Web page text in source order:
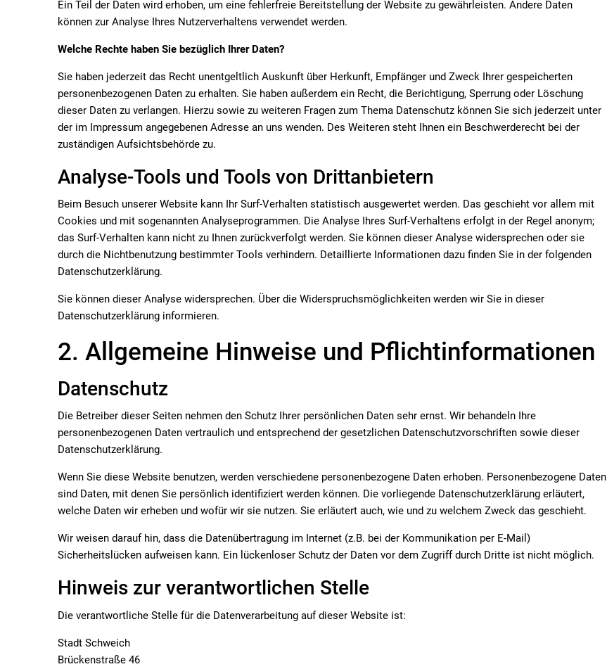
Ein Teil der Daten wird erhoben, um eine fehlerfreie Bereitstellung der Website zu gewährleisten. Andere Daten
können zur Analyse Ihres Nutzerverhaltens verwendet werden.
Welche Rechte haben Sie bezüglich Ihrer Daten?
Sie haben jederzeit das Recht unentgeltlich Auskunft über Herkunft, Empfänger und Zweck Ihrer gespeicherten
personenbezogenen Daten zu erhalten. Sie haben außerdem ein Recht, die Berichtigung, Sperrung oder Löschung
dieser Daten zu verlangen. Hierzu sowie zu weiteren Fragen zum Thema Datenschutz können Sie sich jederzeit unter
der im Impressum angegebenen Adresse an uns wenden. Des Weiteren steht Ihnen ein Beschwerderecht bei der
zuständigen Aufsichtsbehörde zu.
Analyse-Tools und Tools von Drittanbietern
Beim Besuch unserer Website kann Ihr Surf-Verhalten statistisch ausgewertet werden. Das geschieht vor allem mit
Cookies und mit sogenannten Analyseprogrammen. Die Analyse Ihres Surf-Verhaltens erfolgt in der Regel anonym;
das Surf-Verhalten kann nicht zu Ihnen zurückverfolgt werden. Sie können dieser Analyse widersprechen oder sie
durch die Nichtbenutzung bestimmter Tools verhindern. Detaillierte Informationen dazu finden Sie in der folgenden
Datenschutzerklärung.
Sie können dieser Analyse widersprechen. Über die Widerspruchsmöglichkeiten werden wir Sie in dieser
Datenschutzerklärung informieren.
2. Allgemeine Hinweise und Pflichtinformationen
Datenschutz
Die Betreiber dieser Seiten nehmen den Schutz Ihrer persönlichen Daten sehr ernst. Wir behandeln Ihre
personenbezogenen Daten vertraulich und entsprechend der gesetzlichen Datenschutzvorschriften sowie dieser
Datenschutzerklärung.
Wenn Sie diese Website benutzen, werden verschiedene personenbezogene Daten erhoben. Personenbezogene Daten
sind Daten, mit denen Sie persönlich identifiziert werden können. Die vorliegende Datenschutzerklärung erläutert,
welche Daten wir erheben und wofür wir sie nutzen. Sie erläutert auch, wie und zu welchem Zweck das geschieht.
Wir weisen darauf hin, dass die Datenübertragung im Internet (z.B. bei der Kommunikation per E-Mail)
Sicherheitslücken aufweisen kann. Ein lückenloser Schutz der Daten vor dem Zugriff durch Dritte ist nicht möglich.
Hinweis zur verantwortlichen Stelle
Die verantwortliche Stelle für die Datenverarbeitung auf dieser Website ist:
Stadt Schweich
Brückenstraße 46